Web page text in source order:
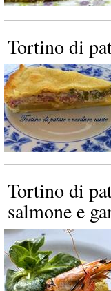
Tortino di
Tortino di
salmone e